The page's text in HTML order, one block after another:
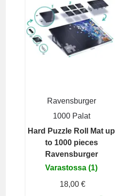
Ravensburger
1000 Palat
Hard Puzzle Roll Mat up
to 1000 pieces
Ravensburger
Varastossa (1)
18,00 €